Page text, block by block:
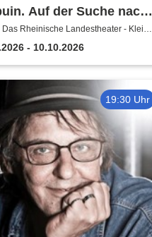
Auf der Suche nach
großen Glück - Das
Landestheater
Das Rheinische Landestheater - Kleine
- 10.10.2026
19:30 Uhr